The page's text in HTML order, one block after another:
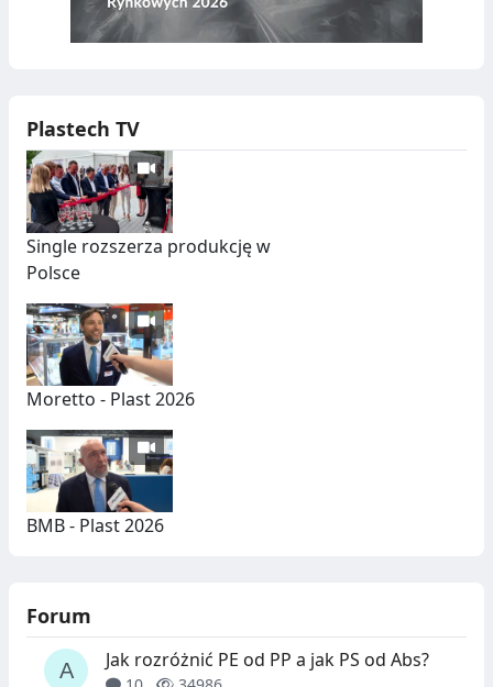
Plastech TV
Single rozszerza produkcję w
Polsce
Moretto - Plast 2026
BMB - Plast 2026
Forum
Jak rozróżnić PE od PP a jak PS od Abs?